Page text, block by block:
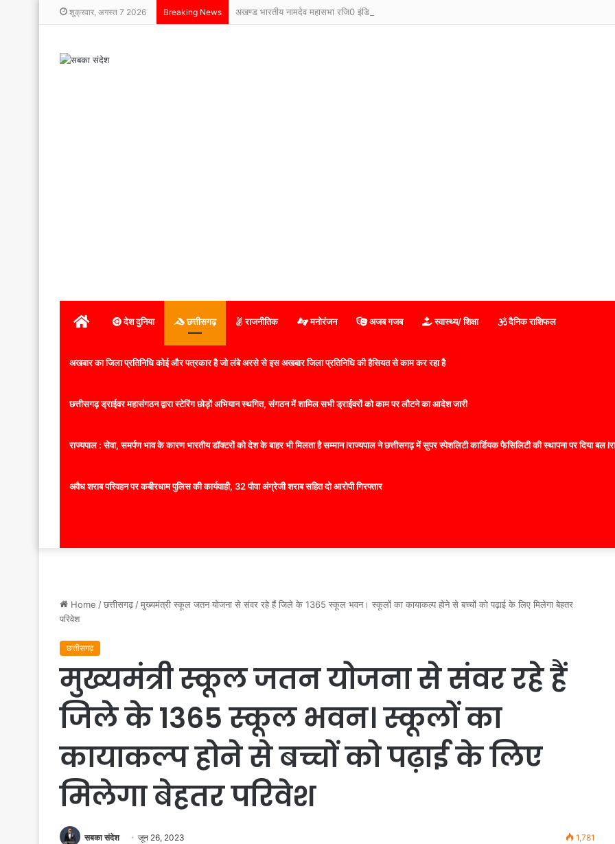
शुक्रवार, अगस्त 7 2026 Breaking News अखण्ड भारतीय नामदेव महासभा रजि0 इंडिया का हुआ विस्तार
होम देश दुनिया छत्तीसगढ़ राजनीतिक मनोरंजन अजब गजब स्वास्थ्य/ शिक्षा दैनिक राशिफल
अखबार का जिला प्रतिनिधि कोई और पत्रकार है जो लंबे अरसे से इस अखबार जिला प्रतिनिधि की हैसियत से काम कर रहा है
छत्तीसगढ़ ड्राईवर महासंगठन द्वारा स्टेरिंग छोड़ों अभियान स्थगित, संगठन में शामिल सभी ड्राईवरों को काम पर लौटने का आदेश जारी
राज्यपाल : सेवा, समर्पण भाव के कारण भारतीय डॉक्टरों को देश के बाहर भी मिलता है सम्मान lराज्यपाल ने छत्तीसगढ़ में सुपर स्पेशलिटी कार्डियक फैसिलिटी की स्थापना पर दिया
अवैध शराब परिवहन पर कबीरधाम पुलिस की कार्यवाही, 32 पौवा अंग्रेजी शराब सहित दो आरोपी गिरफ्तार
Home /छत्तीसगढ़ /मुख्यमंत्री स्कूल जतन योजना से संवर रहे हैं जिले के 1365 स्कूल भवन। स्कूलों का कायाकल्प होने से बच्चों को पढ़ाई के लिए मिलेगा बेहतर
परिवेश
छत्तीसगढ़
मुख्यमंत्री स्कूल जतन योजना से संवर रहे हैं
जिले के 1365 स्कूल भवन। स्कूलों का
कायाकल्प होने से बच्चों को पढ़ाई के लिए
मिलेगा बेहतर परिवेश
सबका संदेश जून 26, 2023 1,781